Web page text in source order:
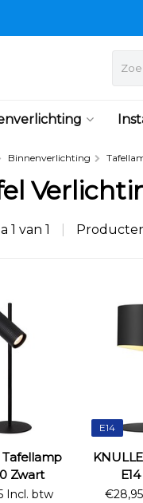
Binnenverlichting
1 van 1
Tafellamp
Zwart
Incl. btw
E14